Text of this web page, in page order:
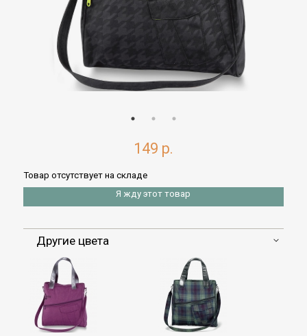
149 р.
Товар отсутствует на складе
Я жду этот товар
Другие цвета